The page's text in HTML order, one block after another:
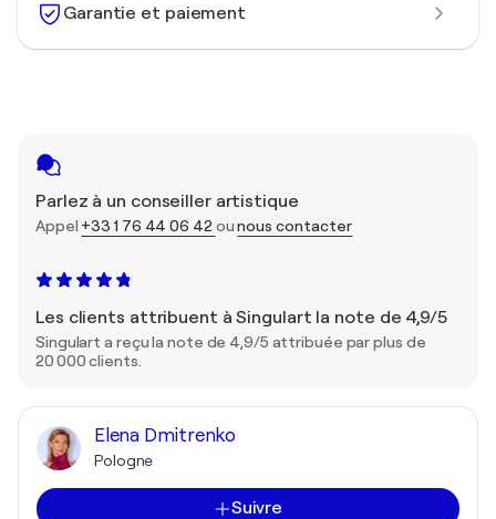
Garantie et paiement
Parlez à un conseiller artistique
Appel +33 1 76 44 06 42 ounous contacter
Les clients attribuent à Singulart la note de 4,9/5
Singulart a reçu la note de 4,9/5 attribuée par plus de
20 000 clients.
Elena Dmitrenko
Pologne
Suivre